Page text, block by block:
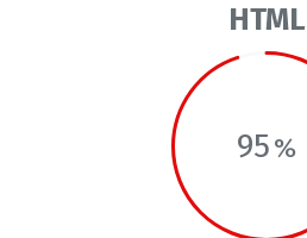
HTML
95